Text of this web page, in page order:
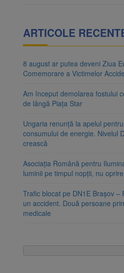
ARTICOLE
8 august ar putea deveni Ziua
Comemorare a Victimelor
Am început demolarea fostului
de lângă Piața Star
Ungaria renunță la apelul
consumului de energie. Nivelul
crească
Asociația Română pentru
luminii pe timpul nopții, nu
Trafic blocat pe DN1E Brașov –
un accident. Două persoane
medicale